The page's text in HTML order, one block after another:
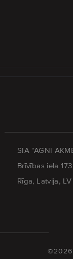
SIA “AGNI
Brīvības iela
Rīga, Latvija, LV
©2026